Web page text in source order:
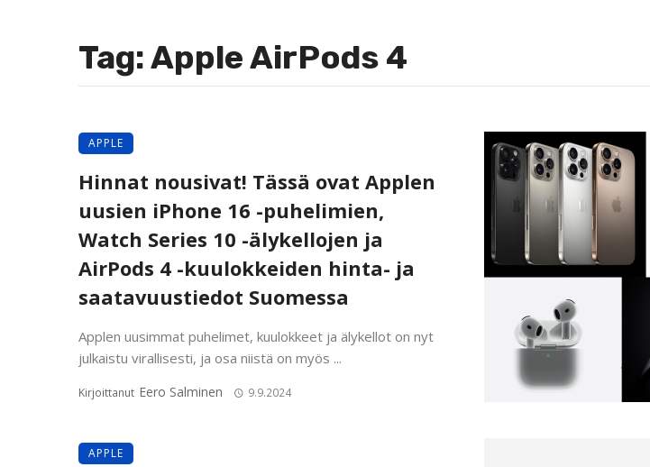
Tag: Apple AirPods 4
APPLE
Hinnat nousivat! Tässä ovat Applen
uusien iPhone 16 -puhelimien,
Watch Series 10 -älykellojen ja
AirPods 4 -kuulokkeiden hinta- ja
saatavuustiedot Suomessa
Applen uusimmat puhelimet, kuulokkeet ja älykellot on nyt
julkaistu virallisesti, ja osa niistä on myös ...
Kirjoittanut Eero Salminen 9.9.2024
APPLE